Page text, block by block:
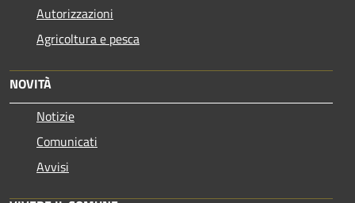
Autorizzazioni
Agricoltura e pesca
NOVITÀ
Notizie
Comunicati
Avvisi